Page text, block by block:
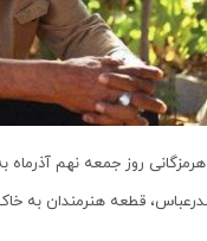
قطعه هنرمندان به